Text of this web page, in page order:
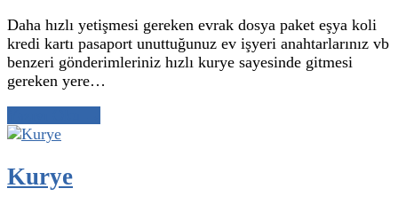
Daha hızlı yetişmesi gereken evrak dosya paket eşya koli
kredi kartı pasaport unuttuğunuz ev işyeri anahtarlarınız vb
benzeri gönderimleriniz hızlı kurye sayesinde gitmesi
gereken yere…
Kurye